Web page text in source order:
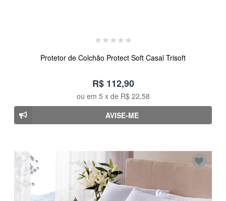
Protetor de Colchão Protect Soft Casal Trisoft
R$ 112,90
ou em 5 x de R$ 22,58
AVISE-ME